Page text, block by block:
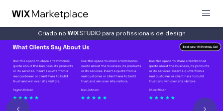
Criado no para profissionais de design